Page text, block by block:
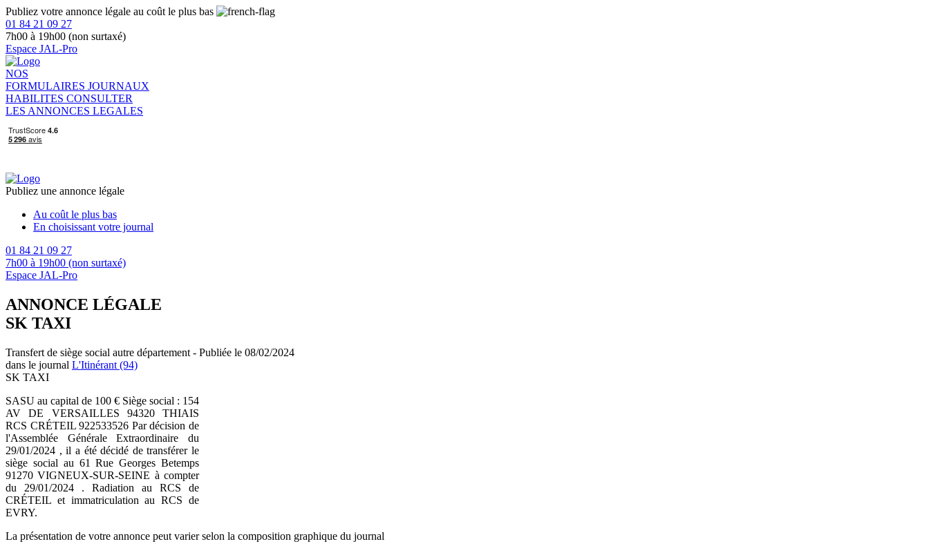
Publiez votre annonce légale au coût le plus bas
01 84 21 09 27
7h00 à 19h00 (non surtaxé)
Espace JAL-Pro
NOS
FORMULAIRES JOURNAUX
HABILITES CONSULTER
LES ANNONCES LEGALES
Publiez une annonce légale
Au coût le plus bas
En choisissant votre journal
01 84 21 09 27
7h00 à 19h00 (non surtaxé)
Espace JAL-Pro
ANNONCE LÉGALE
SK TAXI
Transfert de siège social autre département - Publiée le 08/02/2024
dans le journal L'Itinérant (94)
SK TAXI
SASU au capital de 100 € Siège social : 154
AV DE VERSAILLES 94320 THIAIS
RCS CRÉTEIL 922533526 Par décision de
l'Assemblée Générale Extraordinaire du
29/01/2024 , il a été décidé de transférer le
siège social au 61 Rue Georges Betemps
91270 VIGNEUX-SUR-SEINE à compter
du 29/01/2024 . Radiation au RCS de
CRÉTEIL et immatriculation au RCS de
EVRY.
La présentation de votre annonce peut varier selon la composition graphique du journal